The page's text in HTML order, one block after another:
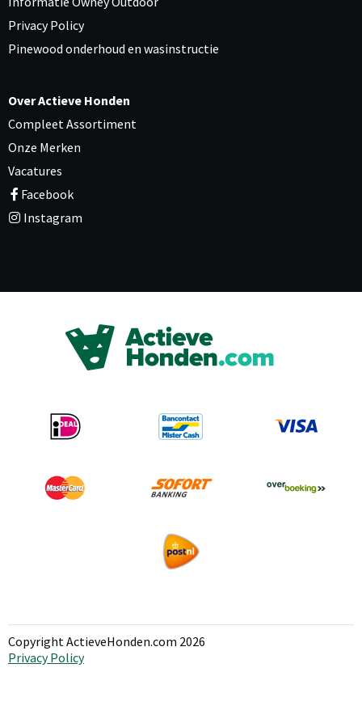
Privacy Policy
Pinewood onderhoud en wasinstructie
Over Actieve Honden
Compleet Assortiment
Onze Merken
Vacatures
Facebook
Instagram
Copyright ActieveHonden.com 2026
Privacy Policy